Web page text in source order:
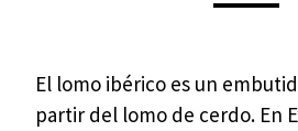
El lomo ibérico es un
partir del lomo de cerdo. En